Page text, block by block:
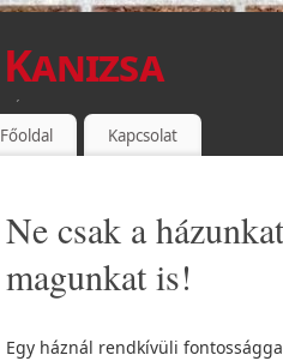
Kanizsa
TÉGLA
Főoldal Kapcsolat
Ne csak a
magunkat is!
Egy háznál rendkívüli